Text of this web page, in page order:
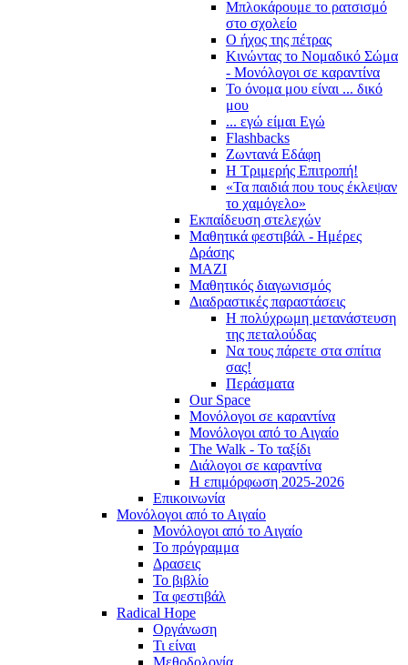
Μπλοκάρουμε το ρατσισμό
στο σχολείο
Ο ήχος της πέτρας
Κινώντας το Νομαδικό Σώμα
- Μονόλογοι σε καραντίνα
Το όνομα μου είναι ... δικό
μου
... εγώ είμαι Εγώ
Flashbacks
Ζωντανά Εδάφη
Η Τριμερής Επιτροπή!
«Τα παιδιά που τους έκλεψαν
το χαμόγελο»
Εκπαίδευση στελεχών
Μαθητικά φεστιβάλ - Ημέρες
Δράσης
ΜΑΖΙ
Μαθητικός διαγωνισμός
Διαδραστικές παραστάσεις
Η πολύχρωμη μετανάστευση
της πεταλούδας
Να τους πάρετε στα σπίτια
σας!
Περάσματα
Our Space
Μονόλογοι σε καραντίνα
Μονόλογοι από το Αιγαίο
The Walk - Το ταξίδι
Διάλογοι σε καραντίνα
Η επιμόρφωση 2025-2026
Επικοινωνία
Μονόλογοι από το Αιγαίο
Μονόλογοι από το Αιγαίο
Το πρόγραμμα
Δρασεις
Το βιβλίο
Τα φεστιβάλ
Radical Hope
Οργάνωση
Τι είναι
Μεθοδολογία